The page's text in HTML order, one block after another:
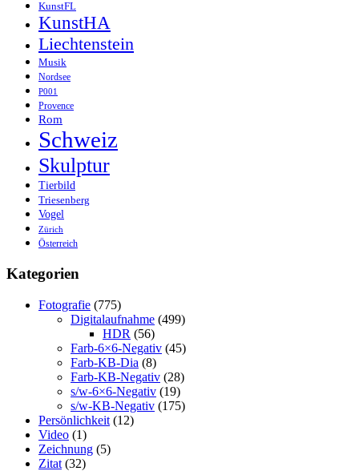
KunstFL
KunstHA
Liechtenstein
Musik
Nordsee
P001
Provence
Rom
Schweiz
Skulptur
Tierbild
Triesenberg
Vogel
Zürich
Österreich
Kategorien
Fotografie (775)
Digitalaufnahme (499)
HDR (56)
Farb-6×6-Negativ (45)
Farb-KB-Dia (8)
Farb-KB-Negativ (28)
s/w-6×6-Negativ (19)
s/w-KB-Negativ (175)
Persönlichkeit (12)
Video (1)
Zeichnung (5)
Zitat (32)